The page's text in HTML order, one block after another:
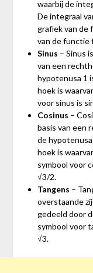
waarbij de
De integraal
grafiek van de
van de functie
Sinus – Sinus
van een
hypotenusa 1
hoek is
voor sinus is
Cosinus –
basis van een
de
hoek is
symbool voor
√3/2.
Tangens –
overstaande
gedeeld door
symbool voor
√3.